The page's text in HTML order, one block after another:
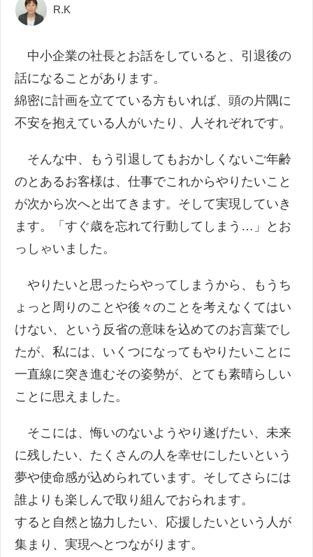
R.K
中小企業の社長とお話をしていると、引退後の
話になることがあります。
綿密に計画を立てている方もいれば、頭の片隅に
不安を抱えている人がいたり、人それぞれです。
そんな中、もう引退してもおかしくないご年齢
のとあるお客様は、仕事でこれからやりたいこと
が次から次へと出てきます。そして実現していき
ます。「すぐ歳を忘れて行動してしまう…」とお
っしゃいました。
やりたいと思ったらやってしまうから、もうち
ょっと周りのことや後々のことを考えなくてはい
けない、という反省の意味を込めてのお言葉でし
たが、私には、いくつになってもやりたいことに
一直線に突き進むその姿勢が、とても素晴らしい
ことに思えました。
そこには、悔いのないようやり遂げたい、未来
に残したい、たくさんの人を幸せにしたいという
夢や使命感が込められています。そしてさらには
誰よりも楽しんで取り組んでおられます。
すると自然と協力したい、応援したいという人が
集まり、実現へとつながります。